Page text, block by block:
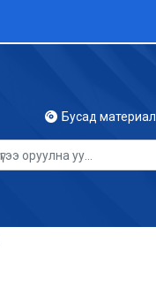
Бусад материал